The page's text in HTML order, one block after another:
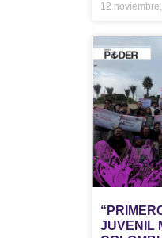
12
JUVENIL